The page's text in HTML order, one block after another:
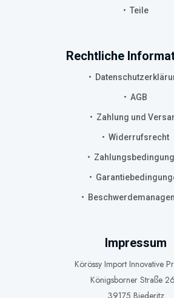
Teile
Rechtliche
AGB
Zahlung und
Widerrufsrecht
Impressum
Körössy Import Innovative
Königsborner Straße
39175 Biederitz